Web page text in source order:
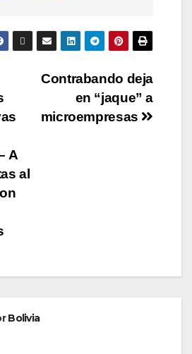
Contrabando deja
en “jaque” a
microempresas
A
al
Bolivia